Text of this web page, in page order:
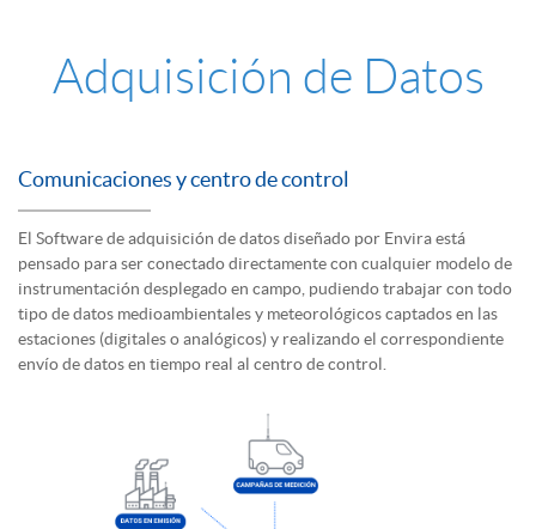
Adquisición de Datos
Comunicaciones y centro de control
El Software de adquisición de datos diseñado por Envira está
pensado para ser conectado directamente con cualquier modelo de
instrumentación desplegado en campo, pudiendo trabajar con todo
tipo de datos medioambientales y meteorológicos captados en las
estaciones (digitales o analógicos) y realizando el correspondiente
envío de datos en tiempo real al centro de control.